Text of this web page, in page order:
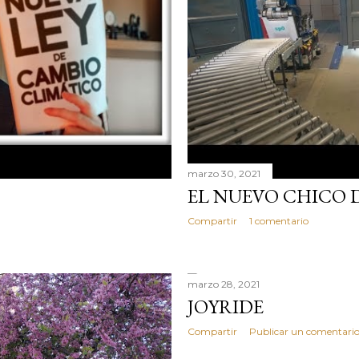
marzo 30, 2021
EL NUEVO CHICO
Compartir 1 comentario
marzo 28, 2021
JOYRIDE
Compartir Publicar un comentario